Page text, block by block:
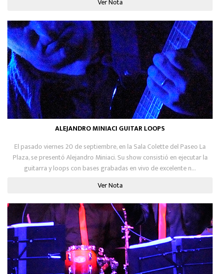
Ver Nota
ALEJANDRO MINIACI GUITAR LOOPS
El pasado viernes 20 de septiembre, en la Sala Colette del Paseo La
Plaza, se presentó Alejandro Miniaci. Su show consistió en ejecutar la
guitarra y loops con bases grabadas en vivo de excelente n...
Ver Nota